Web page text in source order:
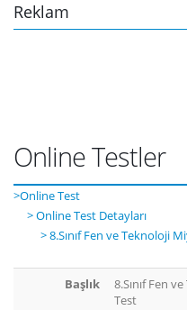
Reklam
Online Testler
>Online Test
> Online Test Detayları
> 8.Sınıf Fen ve Teknoloji
Başlık
8.Sınıf Fen
Test